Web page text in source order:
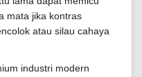
mata jika kontras
atau silau cahaya
industri modern